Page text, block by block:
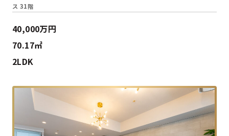
ス 31階
40,000万円
70.17㎡
2LDK